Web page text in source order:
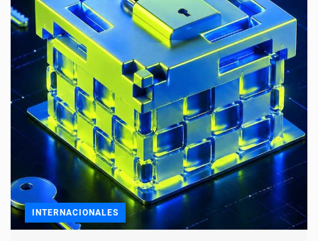
INTERNACIONALES